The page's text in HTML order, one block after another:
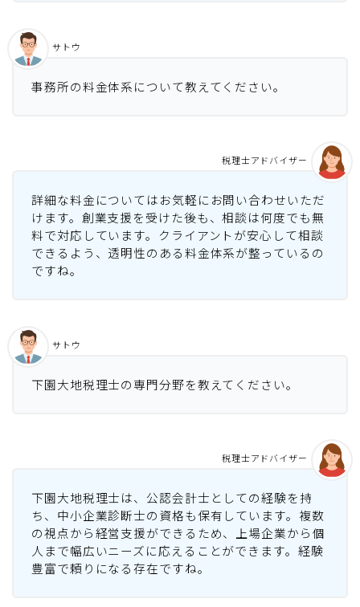
事務所の料金体系について教えてください。
サトウ
詳細な料金についてはお気軽にお問い合わせいただ
けます。創業支援を受けた後も、相談は何度でも無
料で対応しています。クライアントが安心して相談
できるよう、透明性のある料金体系が整っているの
ですね。
税理士アドバイザー
下園大地税理士の専門分野を教えてください。
サトウ
下園大地税理士は、公認会計士としての経験を持
ち、中小企業診断士の資格も保有しています。複数
の視点から経営支援ができるため、上場企業から個
人まで幅広いニーズに応えることができます。経験
豊富で頼りになる存在ですね。
税理士アドバイザー